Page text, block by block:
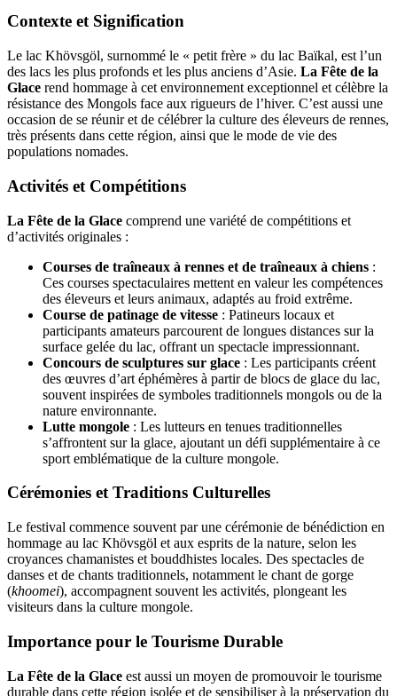
Contexte et Signification
Le lac Khövsgöl, surnommé le « petit frère » du lac Baïkal, est l’un
des lacs les plus profonds et les plus anciens d’Asie. La Fête de la
Glace rend hommage à cet environnement exceptionnel et célèbre la
résistance des Mongols face aux rigueurs de l’hiver. C’est aussi une
occasion de se réunir et de célébrer la culture des éleveurs de rennes,
très présents dans cette région, ainsi que le mode de vie des
populations nomades.
Activités et Compétitions
La Fête de la Glace comprend une variété de compétitions et
d’activités originales :
Courses de traîneaux à rennes et de traîneaux à chiens :
Ces courses spectaculaires mettent en valeur les compétences
des éleveurs et leurs animaux, adaptés au froid extrême.
Course de patinage de vitesse : Patineurs locaux et
participants amateurs parcourent de longues distances sur la
surface gelée du lac, offrant un spectacle impressionnant.
Concours de sculptures sur glace : Les participants créent
des œuvres d’art éphémères à partir de blocs de glace du lac,
souvent inspirées de symboles traditionnels mongols ou de la
nature environnante.
Lutte mongole : Les lutteurs en tenues traditionnelles
s’affrontent sur la glace, ajoutant un défi supplémentaire à ce
sport emblématique de la culture mongole.
Cérémonies et Traditions Culturelles
Le festival commence souvent par une cérémonie de bénédiction en
hommage au lac Khövsgöl et aux esprits de la nature, selon les
croyances chamanistes et bouddhistes locales. Des spectacles de
danses et de chants traditionnels, notamment le chant de gorge
(khoomei), accompagnent souvent les activités, plongeant les
visiteurs dans la culture mongole.
Importance pour le Tourisme Durable
La Fête de la Glace est aussi un moyen de promouvoir le tourisme
durable dans cette région isolée et de sensibiliser à la préservation du